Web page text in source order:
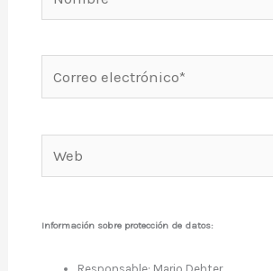
electrónico*
Información sobre protección de datos: